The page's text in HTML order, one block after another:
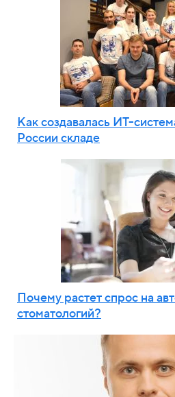
Как создавалась ИТ-
России складе
Почему растет спрос на
стоматологий?